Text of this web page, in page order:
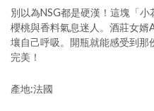
別以為NSG都是硬漢！這塊「
櫻桃與香料氣息迷人。酒莊女婿
壤自己呼吸。開瓶就能感受到那
完美！
產地:法國